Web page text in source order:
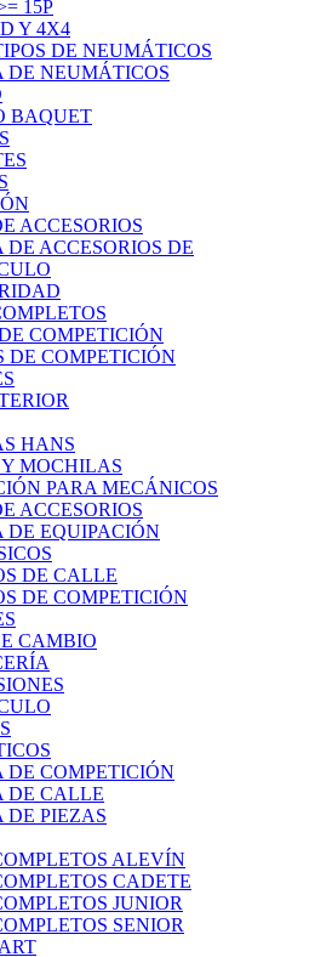
15P
Y 4X4
DE NEUMÁTICOS
DE NEUMÁTICOS
BAQUET
ACCESORIOS
DE ACCESORIOS DE
COMPETICIÓN
DE COMPETICIÓN
HANS
MOCHILAS
PARA MECÁNICOS
ACCESORIOS
DE EQUIPACIÓN
DE CALLE
DE COMPETICIÓN
CAMBIO
DE COMPETICIÓN
DE CALLE
DE PIEZAS
ALEVÍN
CADETE
JUNIOR
SENIOR